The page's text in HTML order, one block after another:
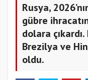
Rusya,
gübre
dolara
Brezilya ve
oldu.